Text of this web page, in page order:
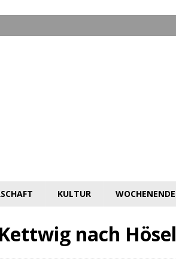
KULTUR WOCHENENDE
nach Hösel